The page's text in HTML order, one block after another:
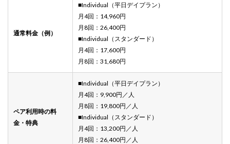
通常料金（例）
■Individual（平日デイプラン）
月4回：14,960円
月8回：26,400円
■Individual（スタンダード）
月4回：17,600円
月8回：31,680円
ペア利用時の料
金・特典
■Individual（平日デイプラン）
月4回：9,900円／人
月8回：19,800円／人
■Individual（スタンダード）
月4回：13,200円／人
月8回：26,400円／人